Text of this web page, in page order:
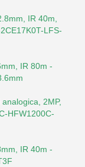
IR 40m,
LFS-
IR 80m -
2MP,
HFW1200C-
IR 40m -